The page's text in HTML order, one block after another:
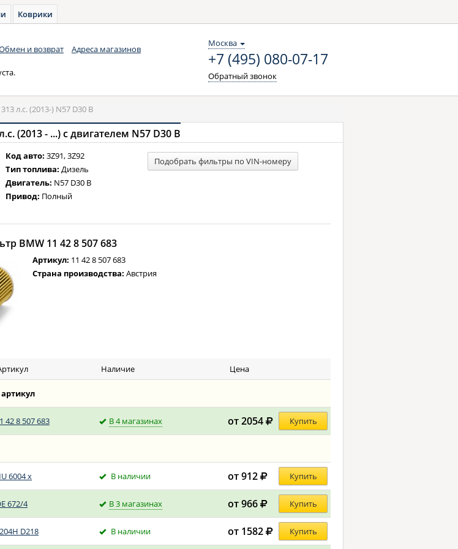
Коврики
и возврат Адреса магазинов
Москва
+7 (495) 080-07-17
Обратный звонок
л.с. (2013-) N57 D30 B
(2013 - ...) с двигателем N57 D30 B
Код авто: 3Z91, 3Z92
Тип топлива: Дизель
Двигатель: N57 D30 B
Привод: Полный
Подобрать фильтры по VIN-номеру
BMW 11 42 8 507 683
Артикул: 11 42 8 507 683
Страна производства: Австрия
Наличие Цена
42 8 507 683 В 4 магазинах от 2054 Купить
6004 x В наличии от 912 Купить
672/4 В 3 магазинах от 966 Купить
D218 В наличии от 1582 Купить